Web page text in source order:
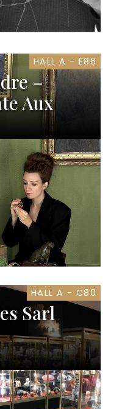
HALL A - E86
–
Aux
HALL A - C80
Sarl